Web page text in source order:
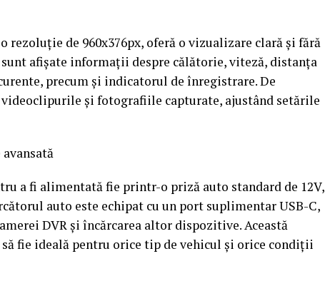
rezoluție de 960x376px, oferă o vizualizare clară și fără
afișate informații despre călătorie, viteză, distanța
precum și indicatorul de înregistrare. De
și fotografiile capturate, ajustând setările
a fi alimentată fie printr-o priză auto standard de 12V,
auto este echipat cu un port suplimentar USB-C,
DVR și încărcarea altor dispozitive. Această
fie ideală pentru orice tip de vehicul și orice condiții